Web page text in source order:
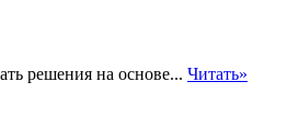
решения на основе... Читать»